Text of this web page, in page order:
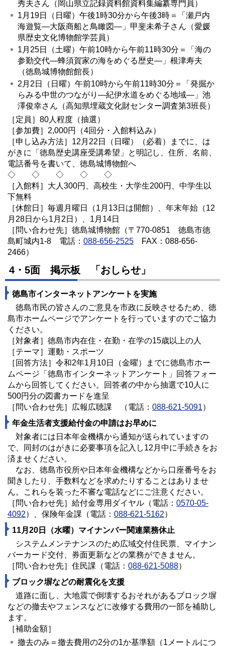
秀夫さん（岡山県立記録資料館資料集編纂専門員）
1月19日（日曜）午後1時30分から午後3時＝「瀬戸内
海遊覧―大阪商船と鳥瞰図―」甲斐未希子さん（愛媛
県歴史文化博物館学芸員）
1月25日（土曜）午前10時から午前11時30分＝「海の
参勤交代―蜂須賀家の海をめぐる歴史―」根津寿夫
（徳島城博物館館長）
2月2日（日曜）午前10時から午前11時30分＝「発掘か
らみる中世のつながり―紀伊水道をめぐる地域―」池
澤俊幸さん（高知県埋蔵文化財センター調査第3班長）
［定員］80人程度（抽選）
［参加費］2,000円（4回分・入館料込み）
［申し込み方法］12月22日（日曜）（必着）までに、は
がきに「徳島歴史講座受講希望」と明記し、住所、名前、
電話番号を書いて、徳島城博物館へ
◇ ◇ ◇ ◇ ◇
［入館料］大人300円、高校生・大学生200円、中学生以
下無料
［休館日］毎週月曜日（1月13日は開館）、年末年始（12
月28日から1月2日）、1月14日
［問い合わせ先］徳島城博物館（〒770-0851 徳島市徳
島町城内1-8 電話： 088-656-2525 FAX：088-656-
2466）
4・5面 掲示板 「おしらせ」
徳島市インターネットアンケートを実施
徳島市民の皆さんのご意見を市政に反映させるため、徳
島市ホームページでアンケートを行っていますのでご協力
ください。
［対象者］徳島市内在住・在勤・在学の15歳以上の人
［テーマ］運動・スポーツ
［回答方法］令和2年1月10日（金曜）までに徳島市ホー
ムページ「徳島市インターネットアンケート」回答フォー
ムから回答してください。回答者の中から抽選で10人に
500円分の図書カードを進呈
［問い合わせ先］広報広聴課 （電話： 088-621-5091）
年金生活者支援給付金の申請はお早めに
対象者には日本年金機構から通知が送られていますの
で、同封のはがきに必要事項を記入し12月中に手続きをお
済ませください。
なお、徳島市役所や日本年金機構などから口座番号をお
聞きしたり、手数料などを求めたりすることはありませ
ん。これらを装った不審な電話などにご注意ください。
［問い合わせ先］給付金専用ダイヤル（電話： 0570-05-
4092）、保険年金課（電話： 088-621-5162）
11月20日（水曜）マイナンバー関連業務休止
システムメンテナンスのため広域交付住民票、マイナン
バーカード交付、券面更新などの業務ができません。
［問い合わせ先］住民課（電話： 088-621-5088）
ブロック塀などの耐震化を支援
道路に面し、大地震で倒壊するおそれがあるブロック塀
などの撤去やフェンスなどに改修する費用の一部を補助し
ます。
［補助金額］
撤去のみ＝撤去費用の2分の1か基準額（1メートルにつ